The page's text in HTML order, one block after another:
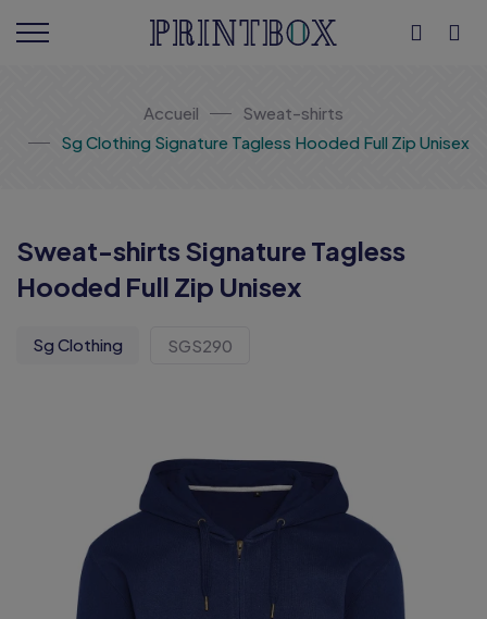
Accueil
Sweat-shirts
Sg Clothing Signature Tagless Hooded Full Zip Unisex
Sweat-shirts Signature Tagless
Hooded Full Zip Unisex
Sg Clothing SGS290